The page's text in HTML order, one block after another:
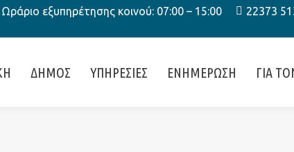
εξυπηρέτησης κοινού: 07:00 – 15:00
22373
ΔΗΜΟΣ ΥΠΗΡΕΣΙΕΣ ΕΝΗΜΕΡΩΣΗ ΓΙΑ